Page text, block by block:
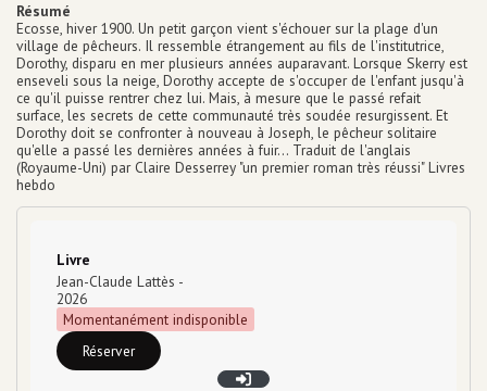
Infos
pratiques
Résumé
Ecosse, hiver 1900. Un petit garçon vient s'échouer sur la plage d'un
village de pêcheurs. Il ressemble étrangement au fils de l'institutrice,
Dorothy, disparu en mer plusieurs années auparavant. Lorsque Skerry est
enseveli sous la neige, Dorothy accepte de s'occuper de l'enfant jusqu'à
ce qu'il puisse rentrer chez lui. Mais, à mesure que le passé refait
surface, les secrets de cette communauté très soudée resurgissent. Et
Dorothy doit se confronter à nouveau à Joseph, le pêcheur solitaire
qu'elle a passé les dernières années à fuir... Traduit de l'anglais
(Royaume-Uni) par Claire Desserrey "un premier roman très réussi" Livres
hebdo
Type de support matériel
Livre
Jean-Claude Lattès -
2026
Momentanément indisponible
Réserver